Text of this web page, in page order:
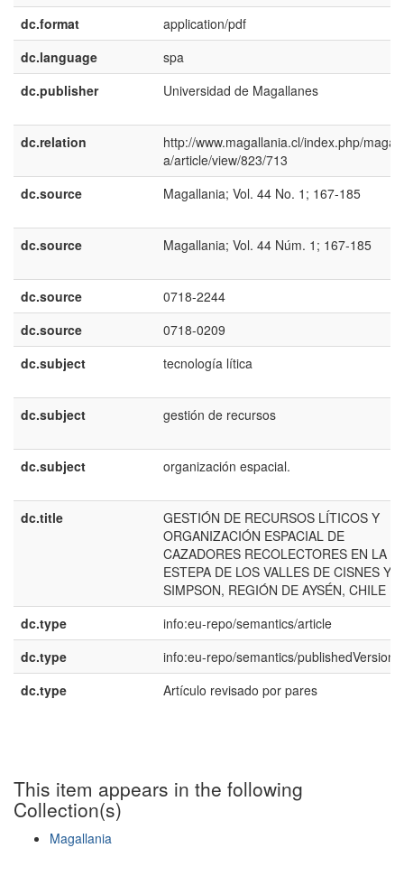
dc.format
application/pdf
dc.language
spa
dc.publisher
Universidad de Magallanes
dc.relation
http://www.magallania.cl/index.php/
a/article/view/823/713
dc.source
Magallania; Vol. 44 No. 1; 167-185
dc.source Magallania; Vol. 44 Núm. 1; 167-185
dc.source
0718-2244
dc.source
0718-0209
dc.subject
tecnología lítica
dc.subject gestión de recursos
dc.subject organización espacial.
dc.title
GESTIÓN DE RECURSOS LÍTICOS Y
ORGANIZACIÓN ESPACIAL DE
CAZADORES RECOLECTORES EN LA
ESTEPA DE LOS VALLES DE CISNES Y
SIMPSON, REGIÓN DE AYSÉN, CHILE
dc.type
info:eu-repo/semantics/article
dc.type
info:eu-repo/semantics/publishedVersion
dc.type
Artículo revisado por pares
This item appears in the following
Collection(s)
Magallania